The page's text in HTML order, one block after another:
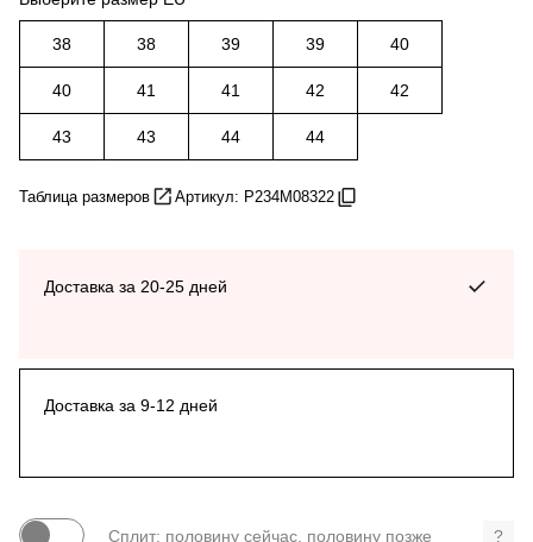
38 38 39 39 40
40 41 41 42 42
43 43 44 44
Таблица размеров Артикул: P234M08322
Доставка за 20-25 дней
Доставка за 9-12 дней
Сплит: половину сейчас, половину позже ?